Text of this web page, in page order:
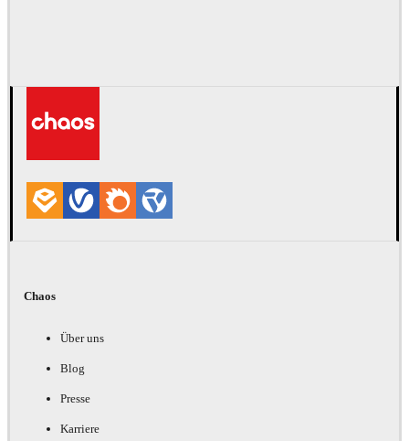
Chaos
Über uns
Blog
Presse
Karriere